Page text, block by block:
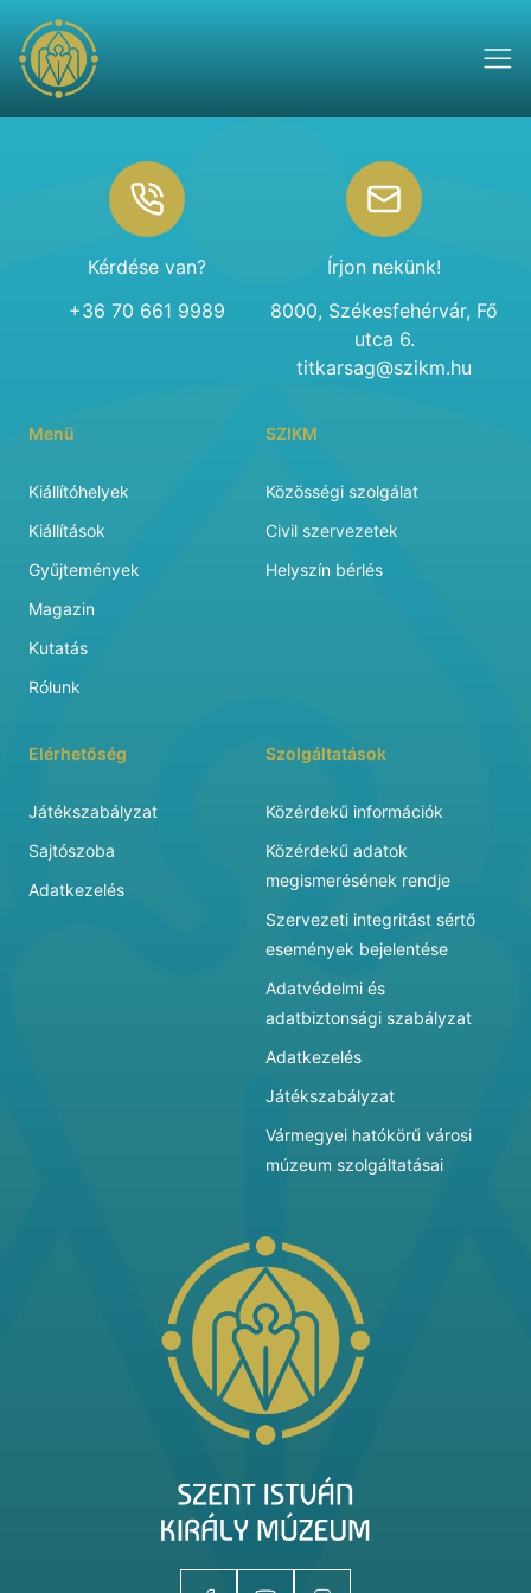
Kérdése van?
+36 70 661 9989
Írjon nekünk!
8000, Székesfehérvár, Fő
utca 6.
titkarsag@szikm.hu
Menü
Kiállítóhelyek
Kiállítások
Gyűjtemények
Magazin
Kutatás
Rólunk
SZIKM
Közösségi szolgálat
Civil szervezetek
Helyszín bérlés
Elérhetőség
Játékszabályzat
Sajtószoba
Adatkezelés
Szolgáltatások
Közérdekű információk
Közérdekű adatok
megismerésének rendje
Szervezeti integritást sértő
események bejelentése
Adatvédelmi és
adatbiztonsági szabályzat
Adatkezelés
Játékszabályzat
Vármegyei hatókörű városi
múzeum szolgáltatásai